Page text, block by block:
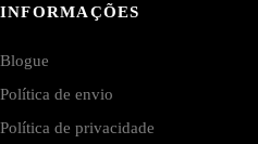
INFORMAÇÕES
Blogue
Política de envio
Política de privacidade